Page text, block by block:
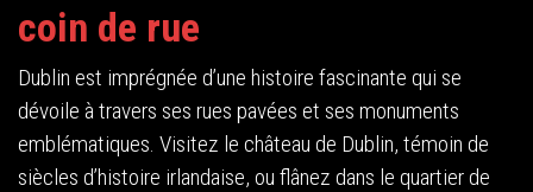
coin de rue
Dublin est imprégnée d’une histoire fascinante qui se
dévoile à travers ses rues pavées et ses monuments
emblématiques. Visitez le château de Dublin, témoin de
siècles d’histoire irlandaise, ou flânez dans le quartier de